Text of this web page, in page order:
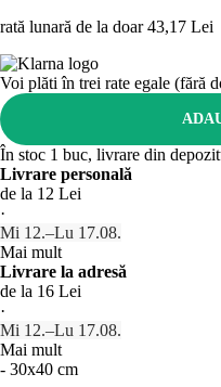
rată lunară de la doar 43,17 Lei
Voi plăti în trei rate egale (fără
În stoc 1 buc, livrare din
Livrare personală
de la 12 Lei
·
Mi 12.–Lu 17.08.
Mai mult
Livrare la adresă
de la 16 Lei
·
Mi 12.–Lu 17.08.
Mai mult
- 30x40 cm